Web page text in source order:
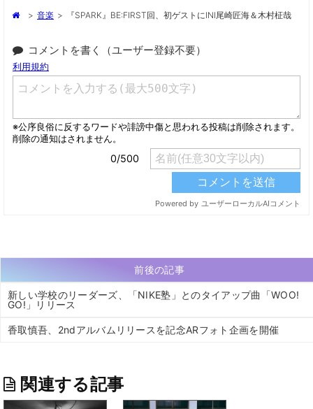
> 音楽 > 『SPARK』BE:FIRST回、初ゲストにINI尾崎匠海＆木村柾哉
コメントを書く（ユーザー登録不要）
前後の記事
新しい学校のリーダーズ、「NIKE塾」とのタイアップ曲「WOO!
GO!」リリース
香取慎吾、2ndアルバムリリースを記念ARフォト企画を開催
関連する記事